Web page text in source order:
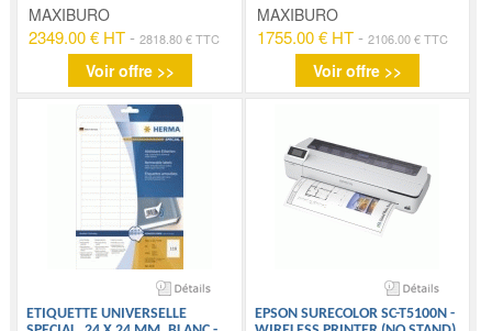
MAXIBURO
2349.00 € HT -2818.80 € TTC
Voir offre >>
MAXIBURO
1755.00 € HT- 2106.00 € TTC
Voir offre >>
ETIQUETTE UNIVERSELLE
EPSON SURECOLOR SC-T5100N -